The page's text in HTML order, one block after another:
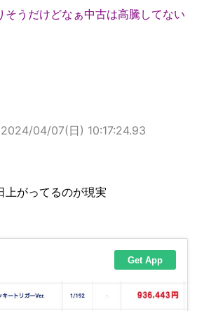
そうだけどなぁ中古は高騰してない
2024/04/07(日) 10:17:24.93
上がってるのが現実